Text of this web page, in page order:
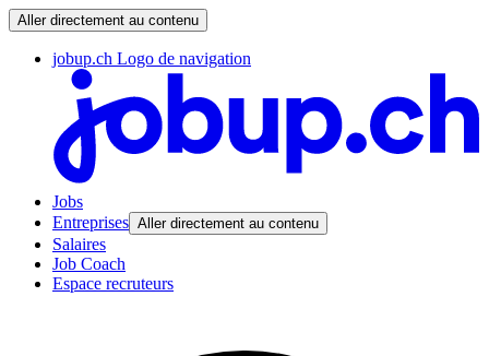
Aller directement au contenu
jobup.ch Logo de navigation
Jobs
Entreprises Aller directement au contenu
Salaires
Job Coach
Espace recruteurs